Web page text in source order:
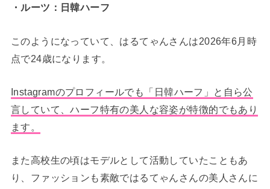
・ルーツ：日韓ハーフ
このようになっていて、はるてゃんさんは2026年6月時
点で24歳になります。
Instagramのプロフィールでも「日韓ハーフ」と自ら公
言していて、ハーフ特有の美人な容姿が特徴的でもあり
ます。
また高校生の頃はモデルとして活動していたこともあ
り、ファッションも素敵ではるてゃんさんの美人さんに